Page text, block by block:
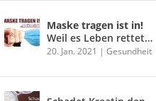
Maske tragen ist in!
Weil es Leben rettet…
20. Jan. 2021 | Gesundheit